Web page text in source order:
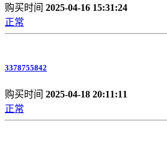
购买时间 2025-04-16 15:31:24
正常
3378755842
购买时间 2025-04-18 20:11:11
正常